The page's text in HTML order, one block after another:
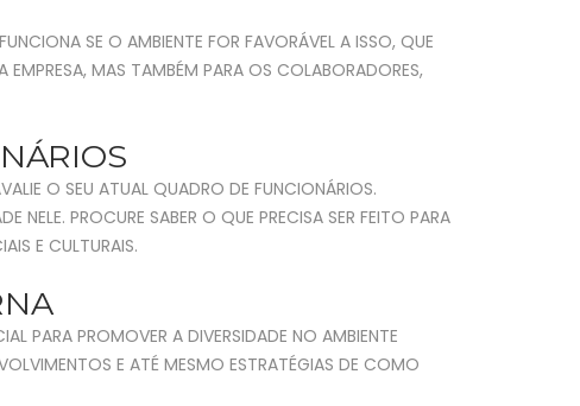
SE O AMBIENTE FOR FAVORÁVEL A ISSO, QUE
MAS TAMBÉM PARA OS COLABORADORES,
O SEU ATUAL QUADRO DE FUNCIONÁRIOS.
NELE. PROCURE SABER O QUE PRECISA SER FEITO PARA
E CULTURAIS.
PARA PROMOVER A DIVERSIDADE NO AMBIENTE
E ATÉ MESMO ESTRATÉGIAS DE COMO